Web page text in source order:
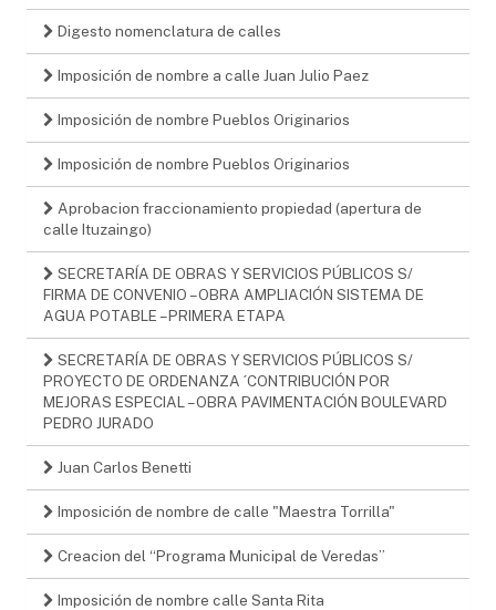
Digesto nomenclatura de calles
Imposición de nombre a calle Juan Julio Paez
Imposición de nombre Pueblos Originarios
Imposición de nombre Pueblos Originarios
Aprobacion fraccionamiento propiedad (apertura de
calle Ituzaingo)
SECRETARÍA DE OBRAS Y SERVICIOS PÚBLICOS S/
FIRMA DE CONVENIO – OBRA AMPLIACIÓN SISTEMA DE
AGUA POTABLE – PRIMERA ETAPA
SECRETARÍA DE OBRAS Y SERVICIOS PÚBLICOS S/
PROYECTO DE ORDENANZA ´CONTRIBUCIÓN POR
MEJORAS ESPECIAL – OBRA PAVIMENTACIÓN BOULEVARD
PEDRO JURADO
Juan Carlos Benetti
Imposición de nombre de calle "Maestra Torrilla"
Creacion del “Programa Municipal de Veredas”
Imposición de nombre calle Santa Rita